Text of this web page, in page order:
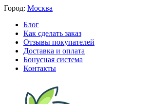
Город: Москва
Блог
Как сделать заказ
Отзывы покупателей
Доставка и оплата
Бонусная система
Контакты